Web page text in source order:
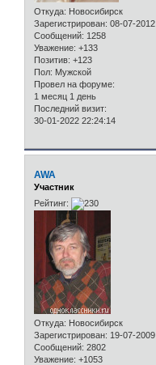
Откуда: Новосибирск
Зарегистрирован: 08-07-2012
Сообщений: 1258
Уважение: +133
Позитив: +123
Пол: Мужской
Провел на форуме:
1 месяц 1 день
Последний визит:
30-01-2022 22:24:14
AWA
Участник
Рейтинг:
Откуда: Новосибирск
Зарегистрирован: 19-07-2009
Сообщений: 2802
Уважение: +1053